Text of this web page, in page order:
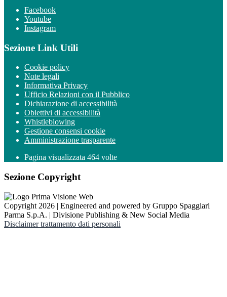
Facebook
Youtube
Instagram
Sezione Link Utili
Cookie policy
Note legali
Informativa Privacy
Ufficio Relazioni con il Pubblico
Dichiarazione di accessibilità
Obiettivi di accessibilità
Whistleblowing
Gestione consensi cookie
Amministrazione trasparente
Pagina visualizzata 464 volte
Sezione Copyright
Copyright 2026 | Engineered and powered by Gruppo Spaggiari
Parma S.p.A. | Divisione Publishing & New Social Media
Disclaimer trattamento dati personali